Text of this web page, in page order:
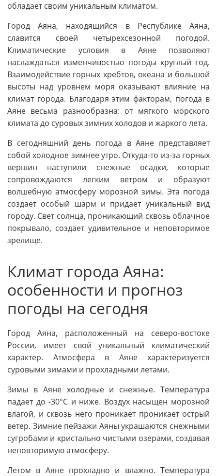
обладает своим уникальным климатом.
Город Аяна, находящийся в Республике Аяна,
славится своей четырехсезонной погодой.
Климатические условия в Аяне позволяют
наслаждаться изменчивостью погоды круглый год.
Взаимодействие горных хребтов, океана и большой
высоты над уровнем моря оказывают влияние на
климат города. Благодаря этим факторам, погода в
Аяне весьма разнообразна: от мягкого морского
климата до суровых зимних холодов и жаркого лета.
В сегодняшний день погода в Аяне представляет
собой холодное зимнее утро. Откуда-то из-за горных
вершин наступили снежные осадки, которые
сопровождаются легким ветром и образуют
волшебную атмосферу морозной зимы. Эта погода
создает особый шарм и придает уникальный вид
городу. Свет солнца, проникающий сквозь облачное
покрывало, создает удивительное и неповторимое
зрелище.
Климат города Аяна:
особенности и прогноз
погоды на сегодня
Город Аяна, расположенный на северо-востоке
России, имеет свой уникальный климатический
характер. Атмосфера в Аяне характеризуется
суровыми зимами и прохладными летами.
Зимы в Аяне холодные и снежные. Температура
падает до -30°C и ниже. Воздух насыщен морозной
влагой, и сквозь него проникает проникает острый
ветер. Зимние пейзажи Аяны украшаются снежными
сугробами и кристально чистыми озерами, создавая
неповторимую атмосферу.
Летом в Аяне прохладно и влажно. Температура